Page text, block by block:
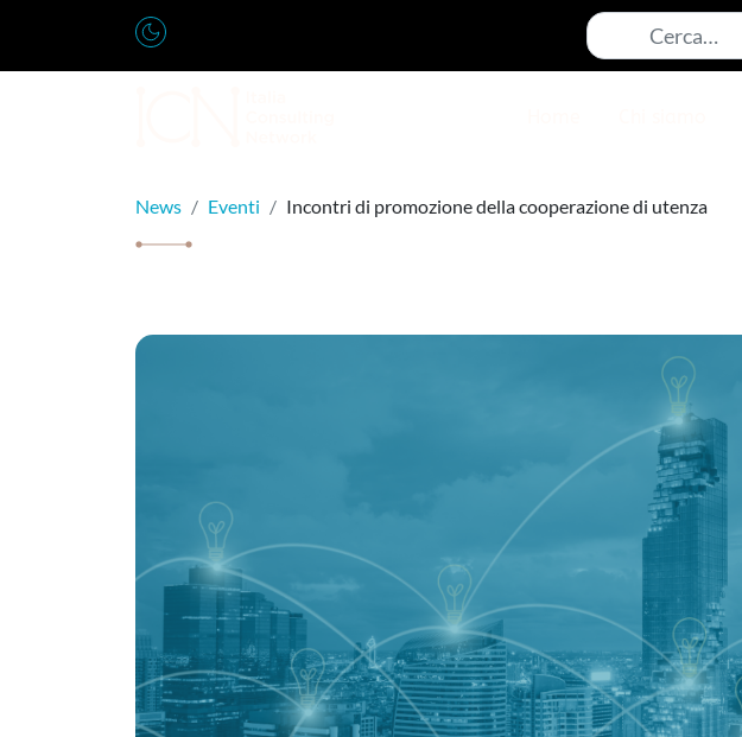
Cerca:
News Eventi Incontri di promozione della cooperazione di utenza